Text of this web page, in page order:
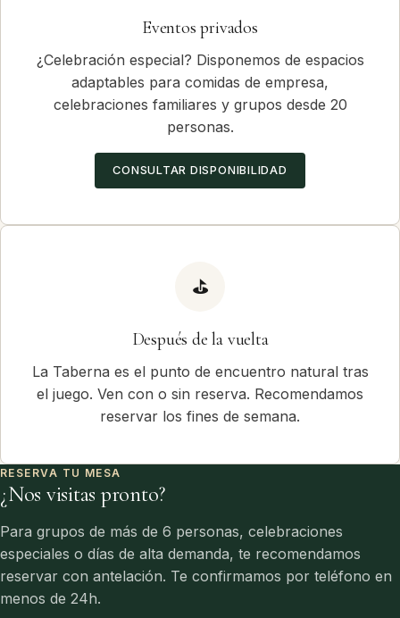
Eventos privados
¿Celebración especial? Disponemos de espacios
adaptables para comidas de empresa,
celebraciones familiares y grupos desde 20
personas.
CONSULTAR DISPONIBILIDAD
⛳
Después de la vuelta
La Taberna es el punto de encuentro natural tras
el juego. Ven con o sin reserva. Recomendamos
reservar los fines de semana.
RESERVA TU MESA
¿Nos visitas pronto?
Para grupos de más de 6 personas, celebraciones
especiales o días de alta demanda, te recomendamos
reservar con antelación. Te confirmamos por teléfono en
menos de 24h.